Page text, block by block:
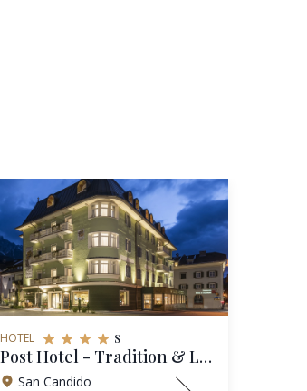
HOTEL s
Post Hotel - Tradition & Lifestyle - Adults Only
San Candido